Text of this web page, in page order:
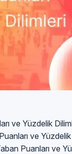
ve Yüzdelik
ve
Puanları ve